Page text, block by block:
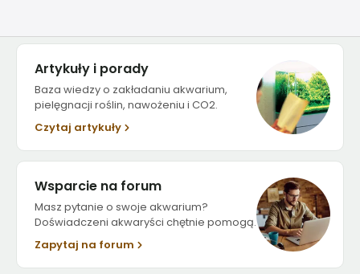
Artykuły i porady
Baza wiedzy o zakładaniu akwarium,
pielęgnacji roślin, nawożeniu i CO2.
Czytaj artykuły
Wsparcie na forum
Masz pytanie o swoje akwarium?
Doświadczeni akwaryści chętnie pomogą.
Zapytaj na forum